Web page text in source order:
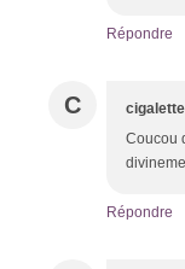
Répondre
C
Coucou
Répondre